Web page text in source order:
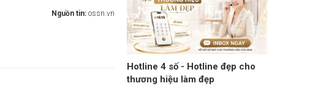
Nguồn tin: ossn.vn
Hotline 4 số - Hotline đẹp cho
thương hiệu làm đẹp